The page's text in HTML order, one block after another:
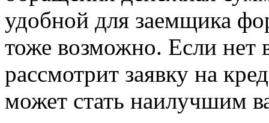
удобной для заемщика
тоже возможно. Если нет
рассмотрит заявку на
может стать наилучшим